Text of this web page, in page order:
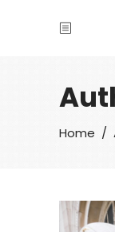
Home /